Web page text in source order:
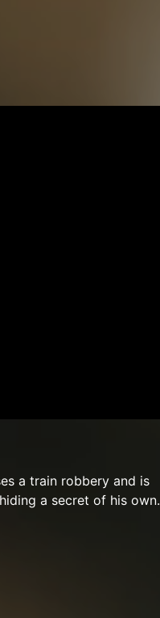
a train robbery and is
a secret of his own.